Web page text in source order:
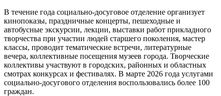
В течение года социально-досуговое отделение организует
кинопоказы, праздничные концерты, пешеходные и
автобусные экскурсии, лекции, выставки работ прикладного
творчества при участии людей старшего поколения, мастер
классы, проводит тематические встречи, литературные
вечера, коллективные посещения музеев города. Творческие
коллективы участвуют в городских, районных и областных
смотрах конкурсах и фестивалях. В марте 2026 года услугами
социально-досугового отделения воспользовались более 100
граждан.